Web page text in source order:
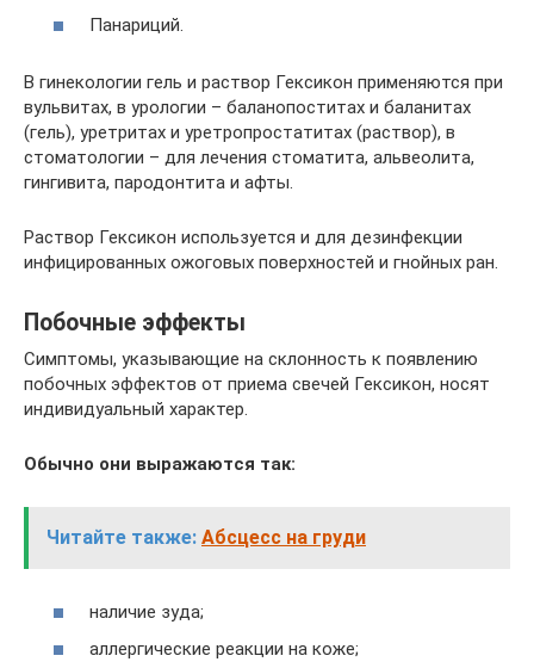
Панариций.
В гинекологии гель и раствор Гексикон применяются при
вульвитах, в урологии – баланопоститах и баланитах
(гель), уретритах и уретропростатитах (раствор), в
стоматологии – для лечения стоматита, альвеолита,
гингивита, пародонтита и афты.
Раствор Гексикон используется и для дезинфекции
инфицированных ожоговых поверхностей и гнойных ран.
Побочные эффекты
Симптомы, указывающие на склонность к появлению
побочных эффектов от приема свечей Гексикон, носят
индивидуальный характер.
Обычно они выражаются так:
Читайте также: Абсцесс на груди
наличие зуда;
аллергические реакции на коже;